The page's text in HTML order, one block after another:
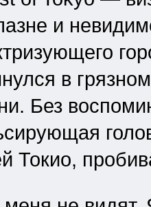
и
в
Без
Токио,